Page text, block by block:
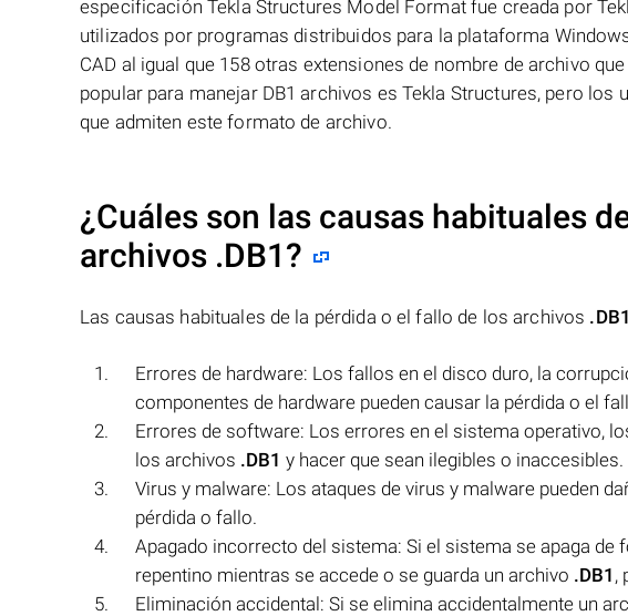
especificación Tekla Structures Model Format fue creada por
utilizados por programas distribuidos para la plataforma
CAD al igual que 158 otras extensiones de nombre de archivo
popular para manejar DB1 archivos es Tekla Structures, pero
que admiten este formato de archivo.
¿Cuáles son las causas habituales
archivos .DB1?
Las causas habituales de la pérdida o el fallo de los archivos .DB1
Errores de hardware: Los fallos en el disco duro, la
componentes de hardware pueden causar la pérdida o el
Errores de software: Los errores en el sistema operativo,
los archivos .DB1 y hacer que sean ilegibles o inaccesibles.
Virus y malware: Los ataques de virus y malware pueden
pérdida o fallo.
Apagado incorrecto del sistema: Si el sistema se apaga
repentino mientras se accede o se guarda un archivo .DB1 ,
Eliminación accidental: Si se elimina accidentalmente un